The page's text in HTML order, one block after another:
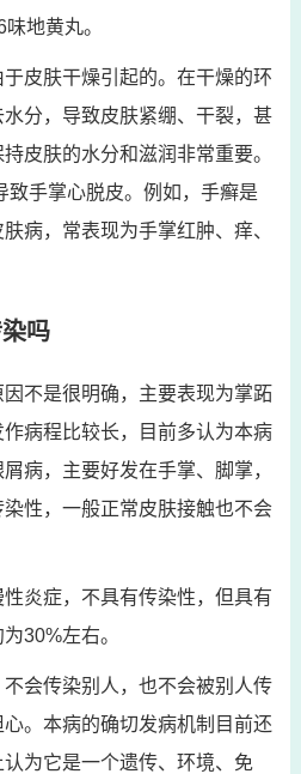
地黄丸。
皮肤干燥引起的。在干燥的环
分，导致皮肤紧绷、干裂，甚
皮肤的水分和滋润非常重要。
致手掌心脱皮。例如，手癣是
病，常表现为手掌红肿、痒、
吗
不是很明确，主要表现为掌跖
病程比较长，目前多认为本病
病，主要好发在手掌、脚掌，
性，一般正常皮肤接触也不会
炎症，不具有传染性，但具有
30%左右。
会传染别人，也不会被别人传
。本病的确切发病机制目前还
为它是一个遗传、环境、免